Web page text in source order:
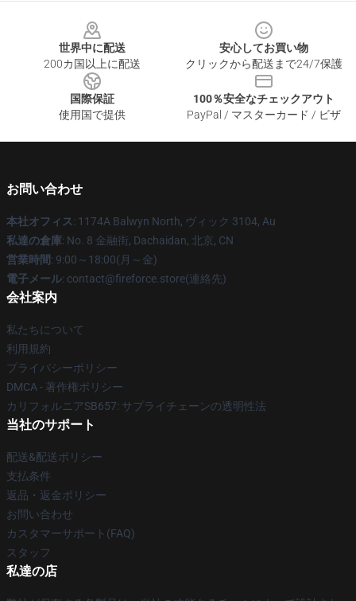
世界中に配送
200カ国以上に配送
安心してお買い物
クリックから配送まで24/7保護
国際保証
使用国で提供
100％安全なチェックアウト
PayPal / マスターカード / ビザ
お問い合わせ
本社オフィス: 1174A Balwyn North, ヴィック 3104, Au
私達の倉庫: No. 8 金融街, Dachaidan, 北京, CN
営業時間: 9:00～18:00(月～金)
電子メール: contact@fireforce.store(連絡先)
会社案内
私たちについて
利用規約
プライバシーポリシー
DMCA - 著作権ポリシー
カリフォルニアSB657: サプライチェーンの透明性法
当社のサポート
配送&配送ポリシー
支払条件
返品・返金ポリシー
お問い合わせ
カスタマーサポート(FAQ)
スタッフ
私達の店